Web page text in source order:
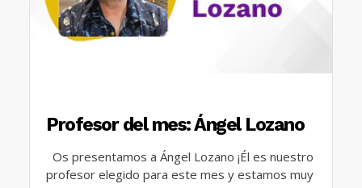
Profesor del mes: Ángel Lozano
Os presentamos a Ángel Lozano ¡Él es nuestro
profesor elegido para este mes y estamos muy